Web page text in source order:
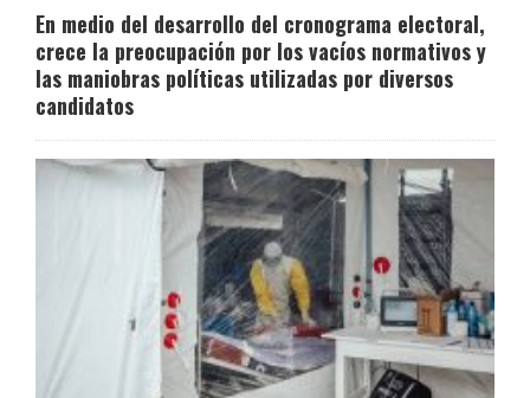
En medio del desarrollo del cronograma electoral,
crece la preocupación por los vacíos normativos y
las maniobras políticas utilizadas por diversos
candidatos